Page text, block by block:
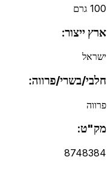
100 גרם
ארץ ייצור:
ישראל
חלבי/בשרי/פרווה:
פרווה
מק"ט:
8748384